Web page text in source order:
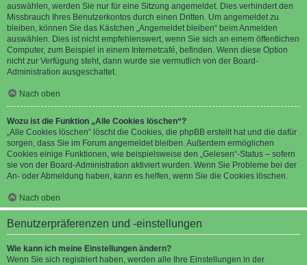
auswählen, werden Sie nur für eine Sitzung angemeldet. Dies verhindert den
Missbrauch Ihres Benutzerkontos durch einen Dritten. Um angemeldet zu
bleiben, können Sie das Kästchen „Angemeldet bleiben“ beim Anmelden
auswählen. Dies ist nicht empfehlenswert, wenn Sie sich an einem öffentlichen
Computer, zum Beispiel in einem Internetcafé, befinden. Wenn diese Option
nicht zur Verfügung steht, dann wurde sie vermutlich von der Board-
Administration ausgeschaltet.
Nach oben
Wozu ist die Funktion „Alle Cookies löschen“?
„Alle Cookies löschen“ löscht die Cookies, die phpBB erstellt hat und die dafür
sorgen, dass Sie im Forum angemeldet bleiben. Außerdem ermöglichen
Cookies einige Funktionen, wie beispielsweise den „Gelesen“-Status – sofern
sie von der Board-Administration aktiviert wurden. Wenn Sie Probleme bei der
An- oder Abmeldung haben, kann es helfen, wenn Sie die Cookies löschen.
Nach oben
Benutzerpräferenzen und -einstellungen
Wie kann ich meine Einstellungen ändern?
Wenn Sie sich registriert haben, werden alle Ihre Einstellungen in der